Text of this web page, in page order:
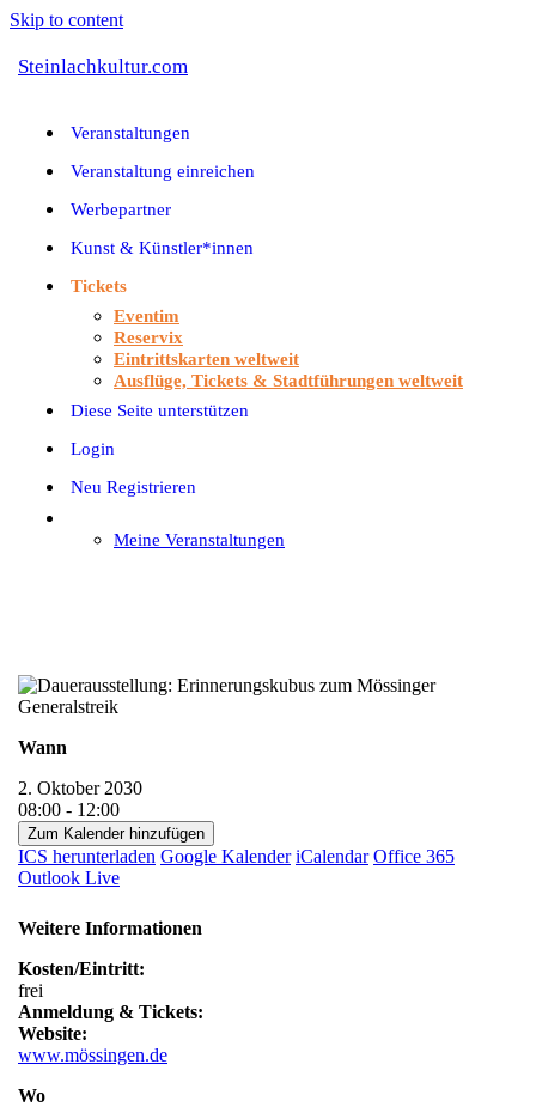
Skip to content
Steinlachkultur.com
Veranstaltungen
Veranstaltung einreichen
Werbepartner
Kunst & Künstler*innen
Tickets
Eventim
Reservix
Eintrittskarten weltweit
Ausflüge, Tickets & Stadtführungen weltweit
Diese Seite unterstützen
Login
Neu Registrieren
Meine Veranstaltungen
Wann
2. Oktober 2030
08:00 - 12:00
Zum Kalender hinzufügen
ICS herunterladen Google Kalender iCalendar Office 365
Outlook Live
Weitere Informationen
Kosten/Eintritt:
frei
Anmeldung & Tickets:
Website:
www.mössingen.de
Wo